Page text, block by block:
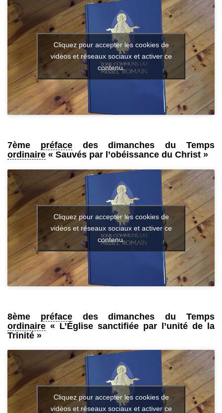
Cliquez pour accepter les cookies de
vidéos et réseaux sociaux et activer ce
contenu.
7ème préfacedes dimanches du Temps
ordinaire « Sauvés par l’obéissance du Christ »
Cliquez pour accepter les cookies de
vidéos et réseaux sociaux et activer ce
contenu.
8ème préfacedes dimanches du Temps
ordinaire « L’Église sanctifiée par l’unité de la
Trinité »
Cliquez pour accepter les cookies de
vidéos et réseaux sociaux et activer ce